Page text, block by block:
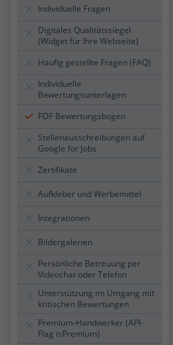
Individuelle Fragen
Digitales Qualitätssiegel
(Widget für Ihre Webseite)
Häufig gestellte Fragen (FAQ)
Individuelle
Bewertungsunterlagen
PDF Bewertungsbogen
Stellenausschreibungen auf
Google for Jobs
Zertifikate
Aufkleber und Werbemittel
Integrationen
Bildergalerien
Persönliche Betreuung per
Videochat oder Telefon
Unterstützung im Umgang mit
kritischen Bewertungen
Premium-Handwerker (API-
Flag isPremium)